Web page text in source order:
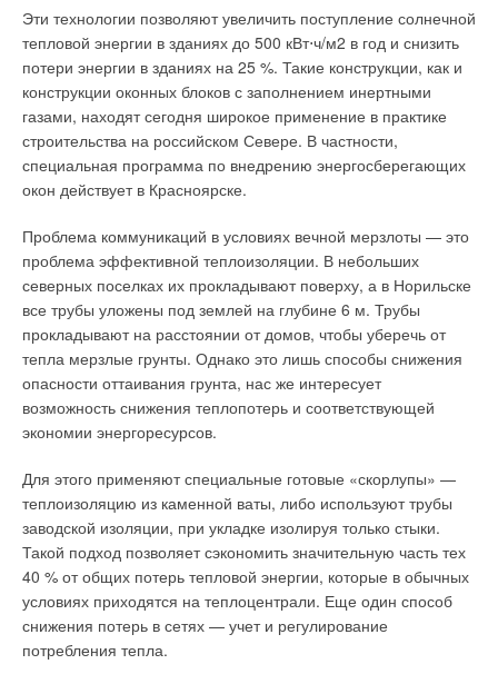
Эти технологии позволяют увеличить поступление солнечной
тепловой энергии в зданиях до 500 кВт⋅ч/м2 в год и снизить
потери энергии в зданиях на 25 %. Такие конструкции, как и
конструкции оконных блоков с заполнением инертными
газами, находят сегодня широкое применение в практике
строительства на российском Севере. В частности,
специальная программа по внедрению энергосберегающих
окон действует в Красноярске.
Проблема коммуникаций в условиях вечной мерзлоты — это
проблема эффективной теплоизоляции. В небольших
северных поселках их прокладывают поверху, а в Норильске
все трубы уложены под землей на глубине 6 м. Трубы
прокладывают на расстоянии от домов, чтобы уберечь от
тепла мерзлые грунты. Однако это лишь способы снижения
опасности оттаивания грунта, нас же интересует
возможность снижения теплопотерь и соответствующей
экономии энергоресурсов.
Для этого применяют специальные готовые «скорлупы» —
теплоизоляцию из каменной ваты, либо используют трубы
заводской изоляции, при укладке изолируя только стыки.
Такой подход позволяет сэкономить значительную часть тех
40 % от общих потерь тепловой энергии, которые в обычных
условиях приходятся на теплоцентрали. Еще один способ
снижения потерь в сетях — учет и регулирование
потребления тепла.
Энергия пара из отбора паровой турбины либо
накапливается в тепловом аккумуляторе, либо отдается
теплофикационному потребителю. При повышении нагрузки
включается система промежуточного охлаждения воздуха в
компрессоре ГТУ, тем самым повышается ее мощность;
затем снижается расход отбираемого из турбины пара,
повышая мощность паровой турбины.
когенерационных установок может быть использована
расчетная методика (из ряда балансовых выражений),
учитывающая (при некоторых допущениях) структуру
энергобаланса и соотношения используемых
теплоперепадов в комбинированном цикле на генерацию
электрической и тепловой энергии.
Проверка, выполненная авторами [4], некоторых
показателей когенерационной установки (на базе ГПУ PG
при работе КГУ без утилизации теплоты удельный расход
условного топлива на выработку электроэнергии при
электрическом КПД, равном 38,2 % (точнее, значении
коэффициента использования топлива — КИТ), достигает
0,3215 кг у.т./кВт⋅ч, а расчетом по данной методике при
работе ДВС по комбинированному циклу получена величина,
равная 0,1559 кг у.т./кВт⋅ч, т.е. в два раза меньше; поэтому
пренебрежение преимуществом КГУ при выработке энергии